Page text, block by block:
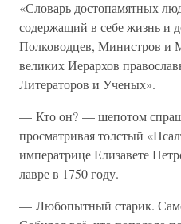
«Словарь достопамятных
содержащий в себе жизнь и
Полководцев, Министров и
великих Иерархов
Литераторов и Ученых».
— Кто он? — шепотом
просматривая толстый
императрице Елизавете
лавре в 1750 году.
— Любопытный старик.